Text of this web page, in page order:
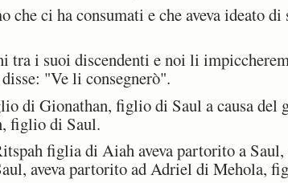
che ci ha consumati e che aveva ideato
tra i suoi discendenti e noi li
"Ve li consegnerò".
di Gionathan, figlio di Saul a causa del
figlio di Saul.
figlia di Aiah aveva partorito a
aveva partorito ad Adriel di Mehola,